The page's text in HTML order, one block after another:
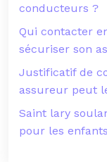
conducteurs ?
Qui contacter
sécuriser son
Justificatif de
assureur peut
Saint lary
pour les